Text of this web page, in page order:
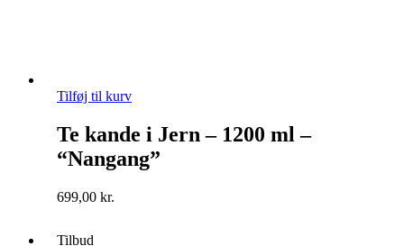
Tilføj til kurv
Te kande i Jern – 1200 ml –
“Nangang”
699,00 kr.
Tilbud